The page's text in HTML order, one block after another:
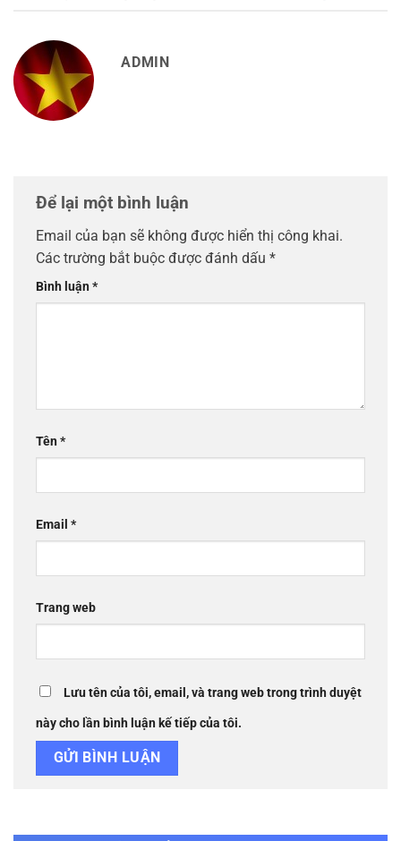
ADMIN
Để lại một bình luận
Email của bạn sẽ không được hiển thị công khai.
Các trường bắt buộc được đánh dấu *
Bình luận*
Tên*
Email *
Trang web
Lưu tên của tôi, email, và trang web trong trình duyệt
này cho lần bình luận kế tiếp của tôi.